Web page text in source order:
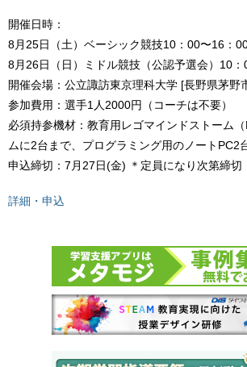
開催⽇時：
8⽉25⽇（⼟）ベーシック競技10：00〜16：
8⽉26⽇（⽇）ミドル競技（公認予選会）10
開催会場：公⽴諏訪東京理科⼤学 [長野県茅野
参加費⽤：選⼿1人2000円（コーチは不要）
必須持参機材：教育⽤レゴマインドストーム
ムに2台まで、プログラミング⽤のノートPC2
申込締切：7⽉27⽇(⾦) ＊定員になり次第締切
詳細・申込